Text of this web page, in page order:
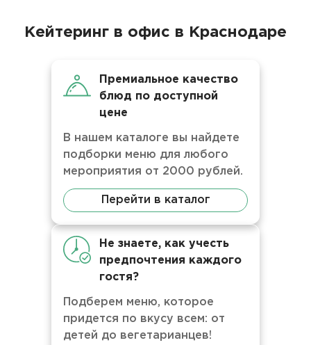
Кейтеринг в офис в Краснодаре
Премиальное качество
блюд по доступной
цене
В нашем каталоге вы найдете
подборки меню для любого
мероприятия от 2000 рублей.
Перейти в каталог
Не знаете, как учесть
предпочтения каждого
гостя?
Подберем меню, которое
придется по вкусу всем: от
детей до вегетарианцев!